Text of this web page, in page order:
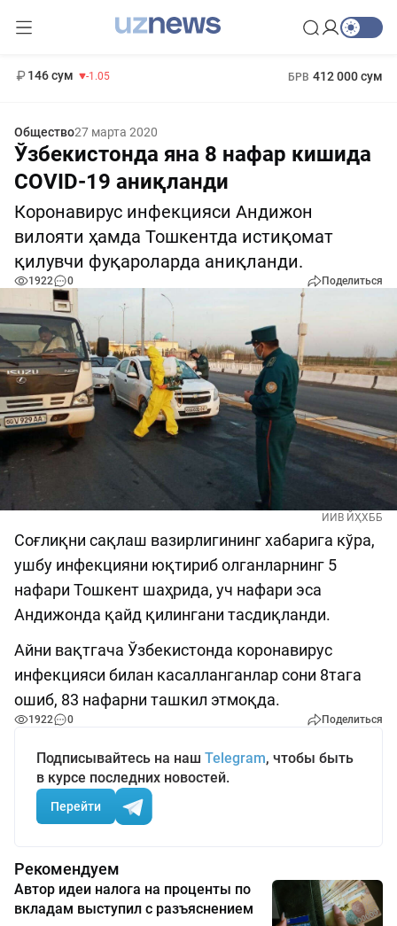
146 сум -1.05 БРВ 412 000 сум
Общество27 марта 2020
Ўзбекистонда яна 8 нафар кишида
COVID-19 аниқланди
Коронавирус инфекцияси Андижон
вилояти ҳамда Тошкентда истиқомат
қилувчи фуқароларда аниқланди.
1922 0 Поделиться
ИИВ ЙҲХББ
Соғлиқни сақлаш вазирлигининг хабарига кўра,
ушбу инфекцияни юқтириб олганларнинг 5
нафари Тошкент шаҳрида, уч нафари эса
Андижонда қайд қилингани тасдиқланди.
Айни вақтгача Ўзбекистонда коронавирус
инфекцияси билан касалланганлар сони 8тага
ошиб, 83 нафарни ташкил этмоқда.
1922 0 Поделиться
Подписывайтесь на наш Telegram, чтобы быть
в курсе последних новостей.
Перейти
Рекомендуем
Автор идеи налога на проценты по
вкладам выступил с разъяснением